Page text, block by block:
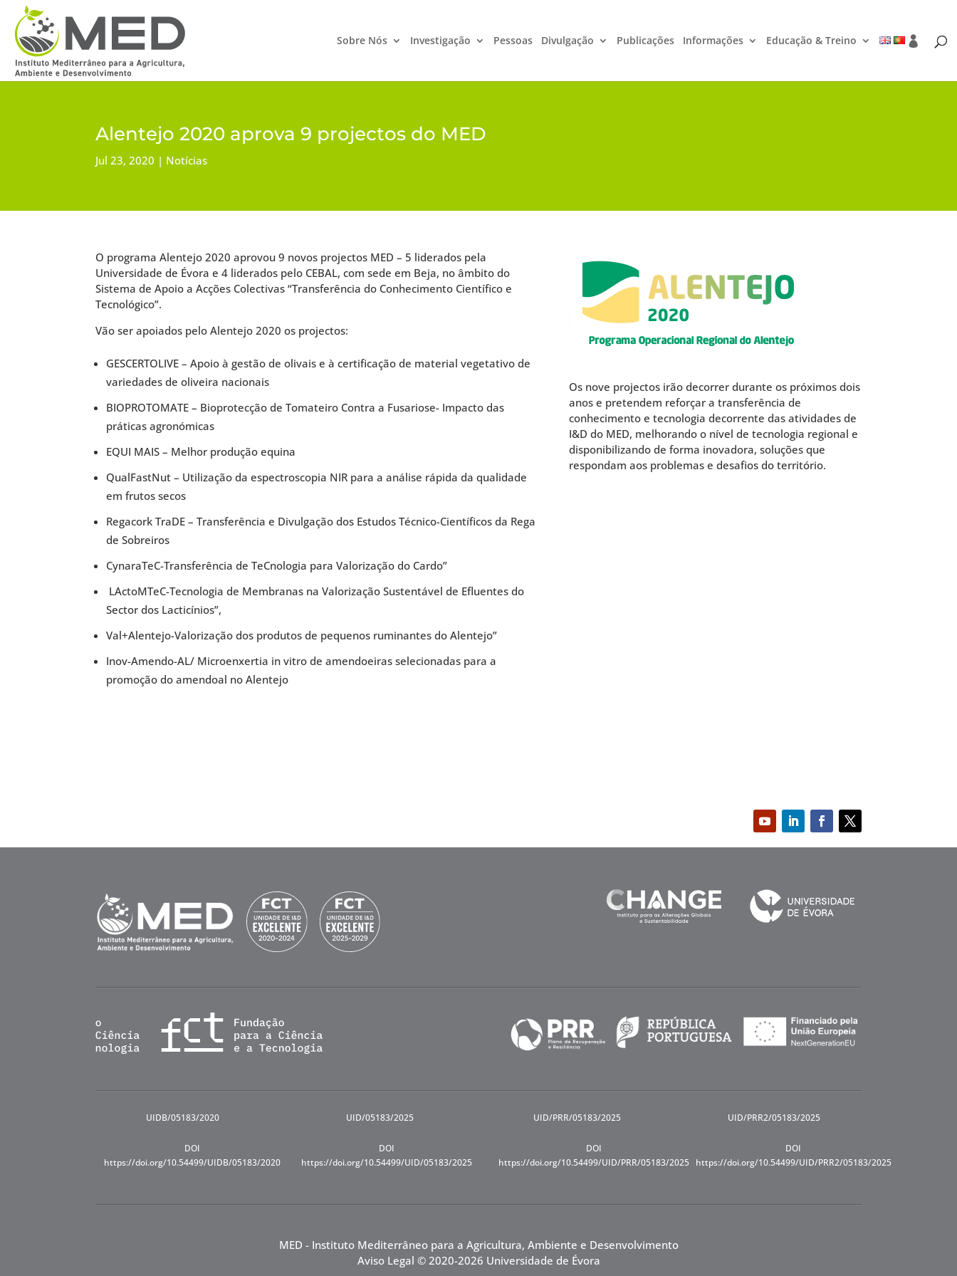
Sobre Nós Investigação Pessoas Divulgação Publicações Informações Educação & Treino
Alentejo 2020 aprova 9 projectos do MED
Jul 23, 2020 Notícias
O programa Alentejo 2020 aprovou 9 novos projectos MED – 5 liderados pela
Universidade de Évora e 4 liderados pelo CEBAL, com sede em Beja, no âmbito do
Sistema de Apoio a Acções Colectivas “Transferência do Conhecimento Científico e
Tecnológico”.
Vão ser apoiados pelo Alentejo 2020 os projectos:
GESCERTOLIVE – Apoio à gestão de olivais e à certificação de material vegetativo de
variedades de oliveira nacionais
BIOPROTOMATE – Bioprotecção de Tomateiro Contra a Fusariose- Impacto das
práticas agronómicas
EQUI MAIS – Melhor produção equina
QualFastNut – Utilização da espectroscopia NIR para a análise rápida da qualidade
em frutos secos
Regacork TraDE – Transferência e Divulgação dos Estudos Técnico-Científicos da Rega
de Sobreiros
CynaraTeC-Transferência de TeCnologia para Valorização do Cardo”
LActoMTeC-Tecnologia de Membranas na Valorização Sustentável de Efluentes do
Sector dos Lacticínios”,
Val+Alentejo-Valorização dos produtos de pequenos ruminantes do Alentejo”
Inov-Amendo-AL/ Microenxertia in vitro de amendoeiras selecionadas para a
promoção do amendoal no Alentejo
Os nove projectos irão decorrer durante os próximos dois
anos e pretendem reforçar a transferência de
conhecimento e tecnologia decorrente das atividades de
I&D do MED, melhorando o nível de tecnologia regional e
disponibilizando de forma inovadora, soluções que
respondam aos problemas e desafios do território.
UIDB/05183/2020
DOI
https://doi.org/10.54499/UIDB/05183/2020
UID/05183/2025
DOI
https://doi.org/10.54499/UID/05183/2025
UID/PRR/05183/2025
DOI
https://doi.org/10.54499/UID/PRR/05183/2025
UID/PRR2/05183/2025
DOI
https://doi.org/10.54499/UID/PRR2/05183/2025
MED - Instituto Mediterrâneo para a Agricultura, Ambiente e Desenvolvimento
Aviso Legal © 2020-2026 Universidade de Évora